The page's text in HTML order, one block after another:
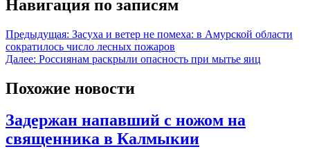
Навигация по записям
Предыдущая: Засуха и ветер не помеха: в Амурской области
сократилось число лесных пожаров
Далее: Россиянам раскрыли опасность при мытье яиц
Похожие новости
Задержан напавший с ножом на
священника в Калмыкии